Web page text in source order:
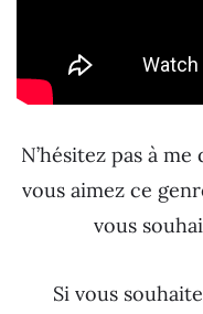
N’hésitez pas à
vous aimez ce
vous
Si vous